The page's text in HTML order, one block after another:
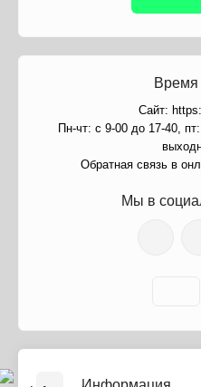
Время
Сайт:
Пн-чт: с 9-00 до 17-40,
Обратная связь в
Мы в